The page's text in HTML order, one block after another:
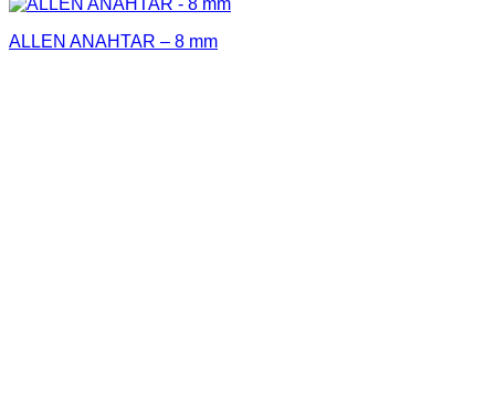
ALLEN ANAHTAR – 8 mm